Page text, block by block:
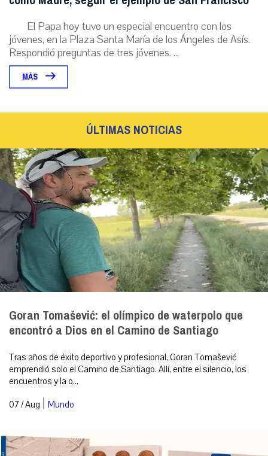
El Papa hoy tuvo un especial encuentro con los
jóvenes, en la Plaza Santa María de los Ángeles de Asís.
Respondió preguntas de tres jóvenes. ...
MÁS
ÚLTIMAS NOTICIAS
Goran Tomašević: el olímpico de waterpolo que
encontró a Dios en el Camino de Santiago
Tras años de éxito deportivo y profesional, Goran Tomašević
emprendió solo el Camino de Santiago. Allí, entre el silencio, los
encuentros y la o...
07 / Aug | Mundo